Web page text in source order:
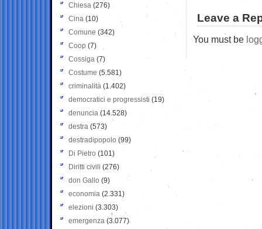
Leave a
You must be
Chiesa (276)
Cina (10)
Comune (342)
Coop (7)
Cossiga (7)
Costume (5.581)
criminalità (1.402)
democratici e progressisti (19)
denuncia (14.528)
destra (573)
destradipopolo (99)
Di Pietro (101)
Diritti civili (276)
don Gallo (9)
economia (2.331)
elezioni (3.303)
emergenza (3.077)